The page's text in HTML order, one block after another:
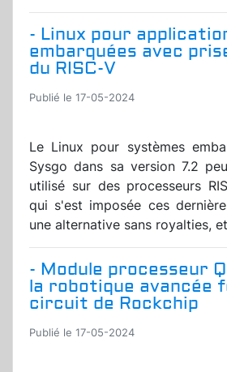
- Linux pour
embarquées avec
du RISC-V
Publié le 17-05-2024
Le Linux pour systèmes
Sysgo dans sa version 7.2
utilisé sur des processeurs
qui s'est imposée ces
une alternative sans royalties,
- Module processeur
la robotique avancée
circuit de Rockchip
Publié le 17-05-2024